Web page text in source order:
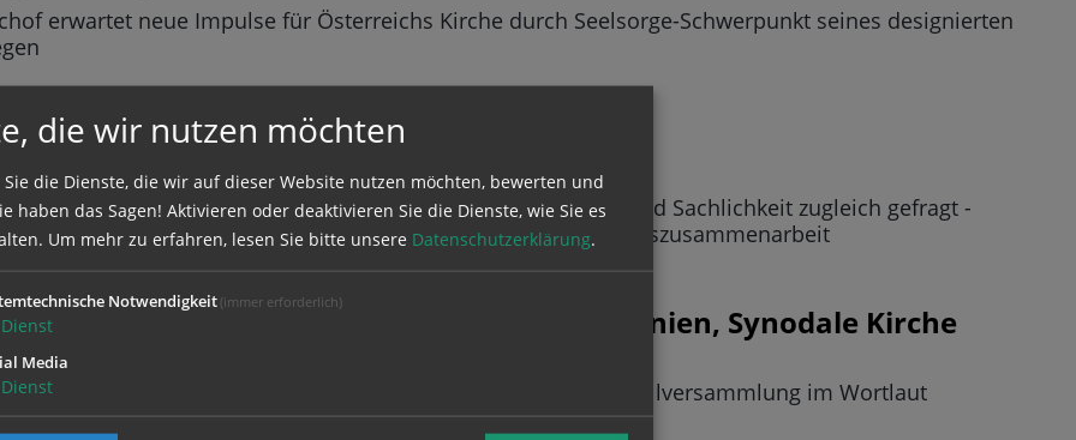
erwartet neue Impulse für Österreichs Kirche durch Seelsorge-Schwerpunkt seines designierten
für starken Sozialstaat und Ukraine-Hilfe
07.11.2025 12:14
bei Pressekonferenz nach Vollversammlung: Blick auf Arme und Sachlichkeit zugleich gefragt -
gemeinsamen Menschheitsfamilie verpflichtet zur Entwicklungszusammenarbeit
Nächstenliebe, Antisemitismus, Armenien, Synodale Kirche
Bischofskonferenz zum Abschluss der Herbstvollversammlung im Wortlaut
die wir nutzen möchten
Sie die Dienste, die wir auf dieser Website nutzen möchten, bewerten und
haben das Sagen! Aktivieren oder deaktivieren Sie die Dienste, wie Sie es
Um mehr zu erfahren, lesen Sie bitte unsere Datenschutzerklärung.
Notwendigkeit (immer erforderlich)
Dienst
Media
Dienst